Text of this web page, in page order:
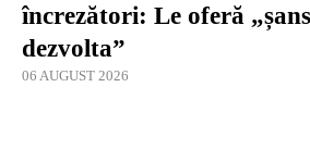
încrezători: Le oferă
dezvolta”
06 AUGUST 2026